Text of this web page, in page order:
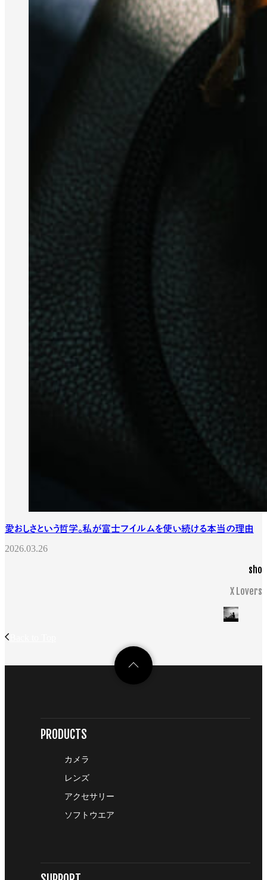
愛おしさという哲学。私が富士フイルムを使い続ける本当の理由
2026.03.26
sho
X Lovers
PRODUCTS
カメラ
レンズ
アクセサリー
ソフトウエア